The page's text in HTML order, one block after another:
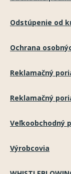
Odstúpenie od
Ochrana
Reklamačný
Reklamačný
Veľkoobchodný
Výrobcovia